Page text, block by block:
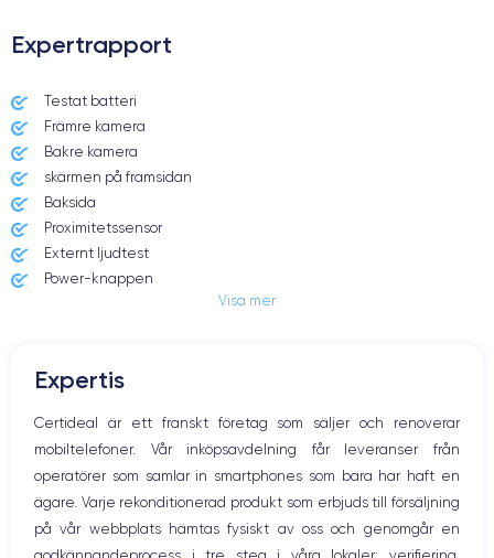
Expertrapport
Testat batteri
Främre kamera
Bakre kamera
skärmen på framsidan
Baksida
Proximitetssensor
Externt ljudtest
Power-knappen
Högtalare
Hem-knappen
Bluetooth
WiFi
Nätverk
Vibration
Visa mer
Expertis
Certideal är ett franskt företag som säljer och renoverar
mobiltelefoner. Vår inköpsavdelning får leveranser från
operatörer som samlar in smartphones som bara har haft en
ägare. Varje rekonditionerad produkt som erbjuds till försäljning
på vår webbplats hämtas fysiskt av oss och genomgår en